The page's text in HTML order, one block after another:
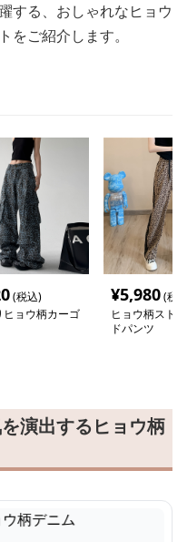
する、おしゃれなヒョウ
をご紹介します。
(税込)
ヒョウ柄カーゴ
¥5,980(税
ヒョウ柄スト
ドパンツ
演出するヒョウ柄